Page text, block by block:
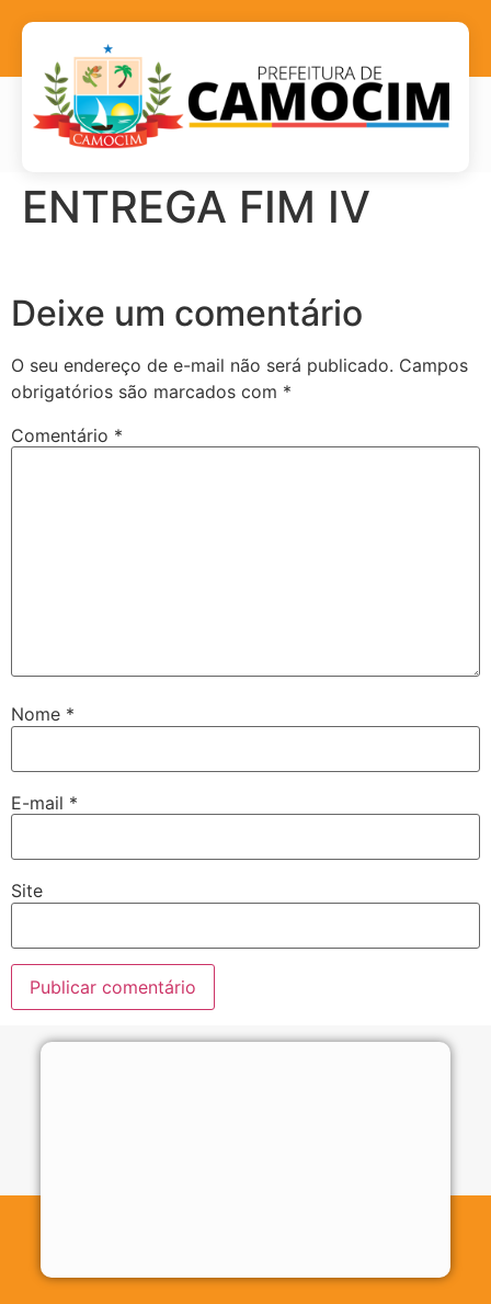
ENTREGA FIM IV
Deixe um comentário
O seu endereço de e-mail não será publicado. Campos
obrigatórios são marcados com *
Comentário *
Nome *
E-mail *
Site